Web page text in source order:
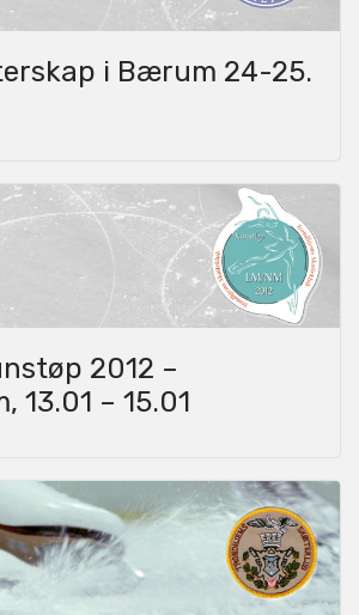
i Bærum 24-25.
2012 –
13.01 – 15.01